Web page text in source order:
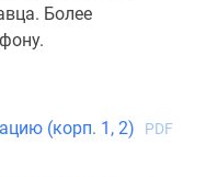
Более
(корп. 1, 2)
PDF